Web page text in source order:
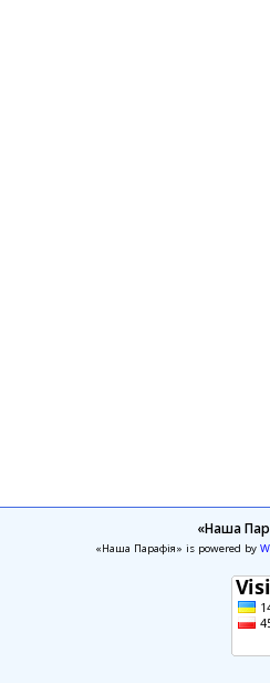
«Наша
«Наша Парафія» is powered by